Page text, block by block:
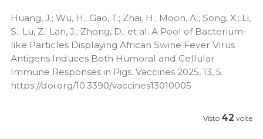
Huang, J.; Wu, H.; Gao, T.; Zhai, H.; Moon, A.; Song, X.; Li,
S.; Lu, Z.; Lan, J.; Zhong, D.; et al. A Pool of Bacterium-
like Particles Displaying African Swine Fever Virus
Antigens Induces Both Humoral and Cellular
Immune Responses in Pigs. Vaccines 2025, 13, 5.
https://doi.org/10.3390/vaccines13010005
Visto 42 volte